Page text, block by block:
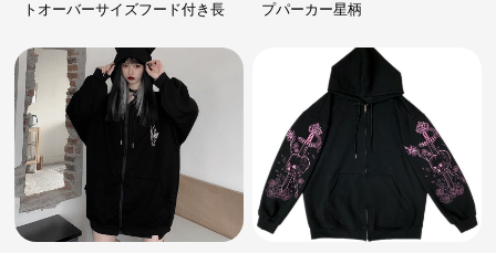
トオーバーサイズフード付き長
プパーカー星柄